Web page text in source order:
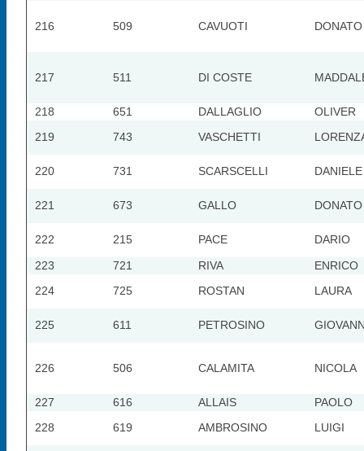
216 509 CAVUOTI DONATO
217 511 DI COSTE
218 651 DALLAGLIO
OLIVER
219
743 VASCHETTI
220 731 SCARSCELLI DANIELE
221 673 GALLO DONATO
222 215 PACE
DARIO
223
721 RIVA
ENRICO
224
725 ROSTAN LAURA
225 611 PETROSINO
226 506 CALAMITA NICOLA
227 616 ALLAIS
PAOLO
228
619 AMBROSINO LUIGI